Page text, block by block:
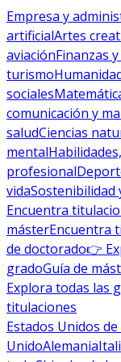
Empresa y
artificialArtes
aviaciónFinanzas
turismo
sociales
comunicación y
saludCiencias
mental
profesional
vidaSostenibilidad
Encuentra
másterEncuentra
de doctorado👉
gradoGuía de
Explora todas las
titulaciones
Estados Unidos
UnidoAlemania